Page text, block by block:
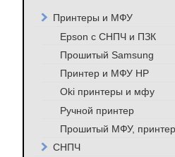
Принтеры и МФУ
Epson с СНПЧ и ПЗК
Прошитый Samsung
Принтер и МФУ HP
Oki принтеры и мфу
Ручной принтер
Прошитый МФУ,
СНПЧ